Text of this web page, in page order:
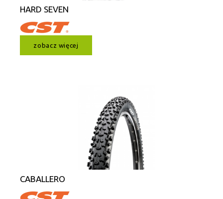
HARD SEVEN
zobacz więcej
CABALLERO